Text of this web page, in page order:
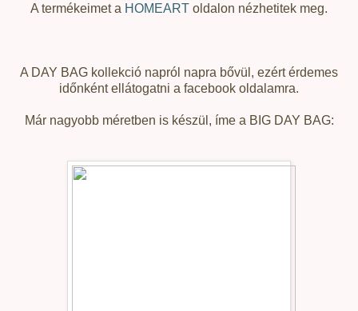
A termékeimet a HOMEART oldalon nézhetitek meg.
A DAY BAG kollekció napról napra bővül, ezért érdemes
időnként ellátogatni a facebook oldalamra.
Már nagyobb méretben is készül, íme a BIG DAY BAG: